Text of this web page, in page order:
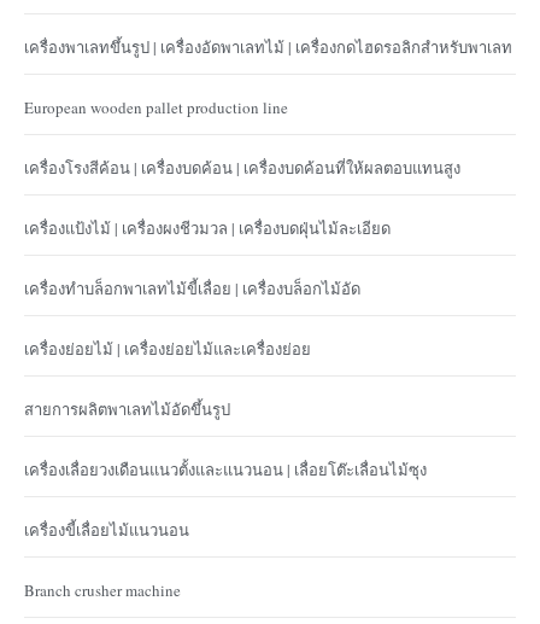
เครื่องพาเลทขึ้นรูป | เครื่องอัดพาเลทไม้ | เครื่องกดไฮดรอลิกสำหรับพาเลท
European wooden pallet production line
เครื่องโรงสีค้อน | เครื่องบดค้อน | เครื่องบดค้อนที่ให้ผลตอบแทนสูง
เครื่องแป้งไม้ | เครื่องผงชีวมวล | เครื่องบดฝุ่นไม้ละเอียด
เครื่องทำบล็อกพาเลทไม้ขี้เลื่อย | เครื่องบล็อกไม้อัด
เครื่องย่อยไม้ | เครื่องย่อยไม้และเครื่องย่อย
สายการผลิตพาเลทไม้อัดขึ้นรูป
เครื่องเลื่อยวงเดือนแนวตั้งและแนวนอน | เลื่อยโต๊ะเลื่อนไม้ซุง
เครื่องขี้เลื่อยไม้แนวนอน
Branch crusher machine